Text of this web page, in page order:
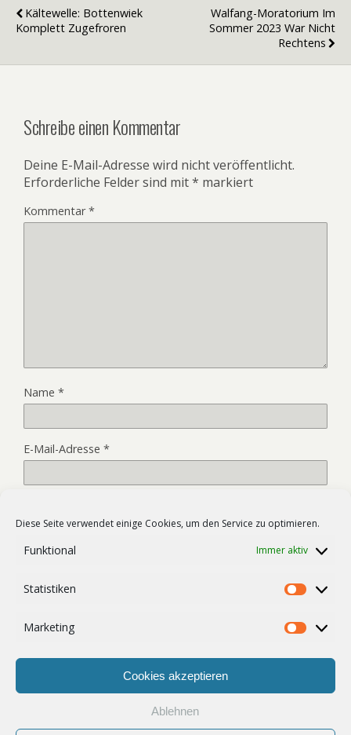
Diese Seite verwendet einige Cookies, um den Service zu optimieren.
Funktional Immer aktiv
Statistiken
Marketing
Cookies akzeptieren
Ablehnen
Kältewelle: Bottenwiek
Komplett Zugefroren
Walfang-Moratorium Im
Sommer 2023 War Nicht
Rechtens
Schreibe einen Kommentar
Deine E-Mail-Adresse wird nicht veröffentlicht.
Erforderliche Felder sind mit* markiert
Kommentar*
Name *
E-Mail-Adresse *
meinen nächsten Kommentar speichern.
Zum Seitenanfang